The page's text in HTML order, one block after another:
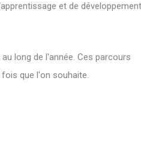
et de développement
long de l'année. Ces parcours
que l'on souhaite.